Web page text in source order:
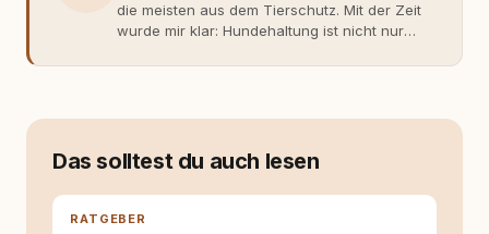
die meisten aus dem Tierschutz. Mit der Zeit
wurde mir klar: Hundehaltung ist nicht nur
Fachwissen. Der Wendepunkt kam mit meinem
moderner Hundeerziehung
entsteht echte Bindung dort, wo Verständnis
Wissen ersetzt – nicht umgekehrt. Aus dieser
Das solltest du auch lesen
RATGEBER